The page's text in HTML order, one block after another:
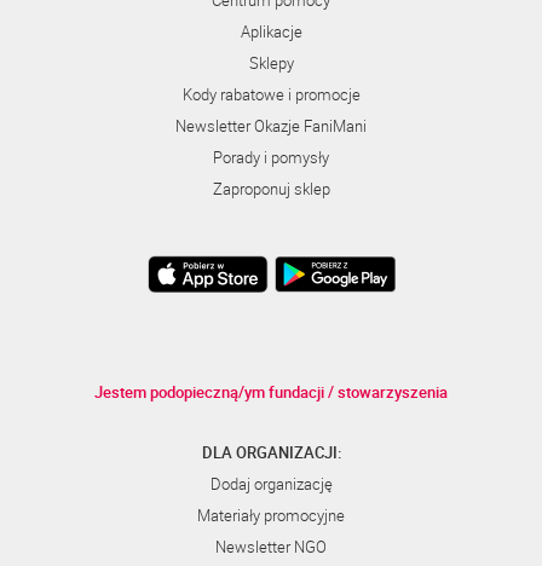
Aplikacje
Sklepy
Kody rabatowe i promocje
Newsletter Okazje FaniMani
Porady i pomysły
Zaproponuj sklep
Jestem podopieczną/ym fundacji / stowarzyszenia
DLA ORGANIZACJI:
Dodaj organizację
Materiały promocyjne
Newsletter NGO